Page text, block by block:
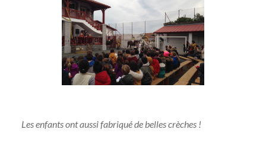
Les enfants ont aussi fabriqué de belles crèches !